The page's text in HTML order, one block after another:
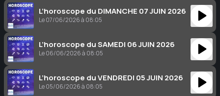
L’horoscope du DIMANCHE 07 JUIN 2026
Le 07/06/2026 à 08:05
L’horoscope du SAMEDI 06 JUIN 2026
Le 06/06/2026 à 08:05
L’horoscope du VENDREDI 05 JUIN 2026
Le 05/06/2026 à 08:05